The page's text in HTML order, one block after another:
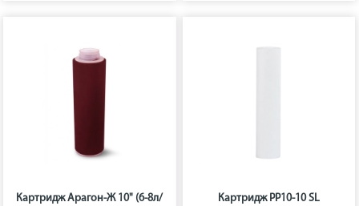
Картридж Арагон-Ж 10" (6-8л/
Картридж РР10-10 SL